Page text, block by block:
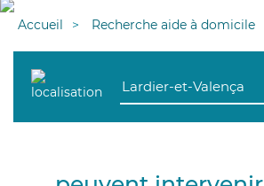
Accueil Recherche aide à domicile